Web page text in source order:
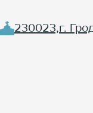
230023,г.